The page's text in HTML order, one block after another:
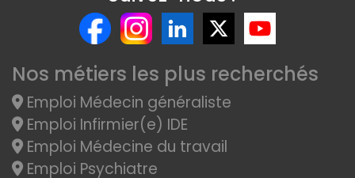
Nos métiers les plus recherchés
Emploi Médecin généraliste
Emploi Infirmier(e) IDE
Emploi Médecine du travail
Emploi Psychiatre